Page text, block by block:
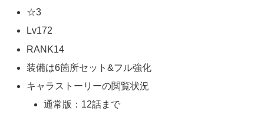
☆3
Lv172
RANK14
装備は6箇所セット&フル強化
キャラストーリーの閲覧状況
通常版：12話まで